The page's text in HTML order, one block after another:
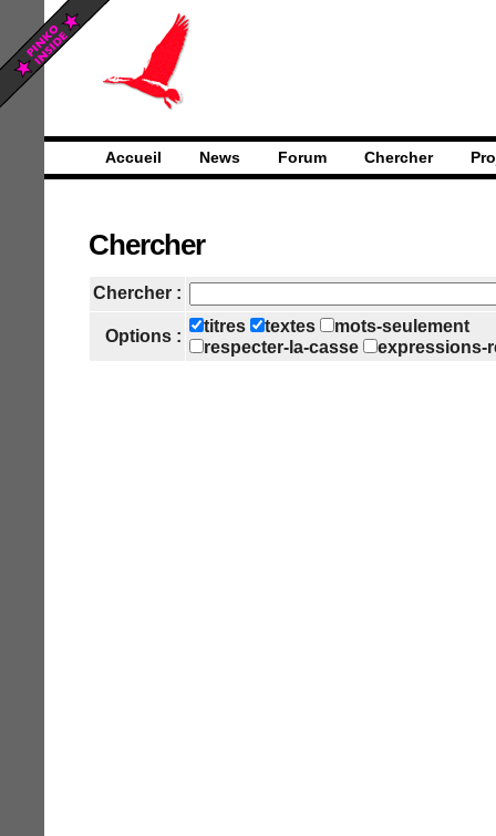
Accueil News Forum Chercher
Chercher
Chercher :
Options :
titres textes
mots-seulement
respecter-la-casse
expressions-